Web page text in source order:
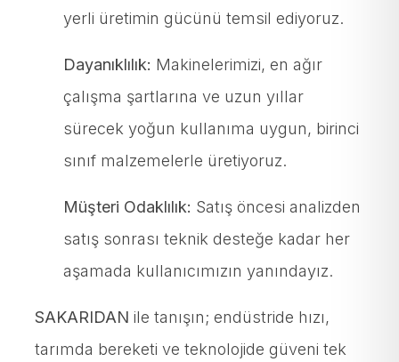
yerli üretimin gücünü temsil ediyoruz.
Dayanıklılık: Makinelerimizi, en ağır
çalışma şartlarına ve uzun yıllar
sürecek yoğun kullanıma uygun, birinci
sınıf malzemelerle üretiyoruz.
Müşteri Odaklılık: Satış öncesi analizden
satış sonrası teknik desteğe kadar her
aşamada kullanıcımızın yanındayız.
SAKARIDAN ile tanışın; endüstride hızı,
tarımda bereketi ve teknolojide güveni tek